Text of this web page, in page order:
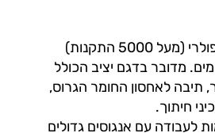
– דגם פופולרי (מעל 5000 התקנות)
מדובר בדגם יציב הכולל
תיבה לאחסון החומר הגרוס,
חיתוך.
לעבודה עם אנגוסים גדולים